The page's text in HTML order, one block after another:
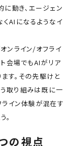
動き、エージェン
くAIになるようなイ
ンライン/オフライ
会場でもAIがリア
す。その先駆けと
う取り組みは既に一
ライン体験が混在す
。
の視点